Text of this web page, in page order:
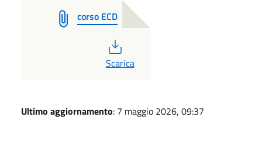
corso ECD
PDF
Scarica
Ultimo aggiornamento: 7 maggio 2026, 09:37